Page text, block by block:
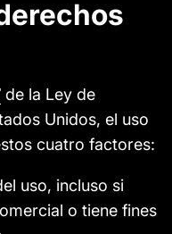
de la Ley de
Unidos, el uso
cuatro factores:
uso, incluso si
o tiene fines